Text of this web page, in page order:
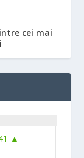
cei mai
▲